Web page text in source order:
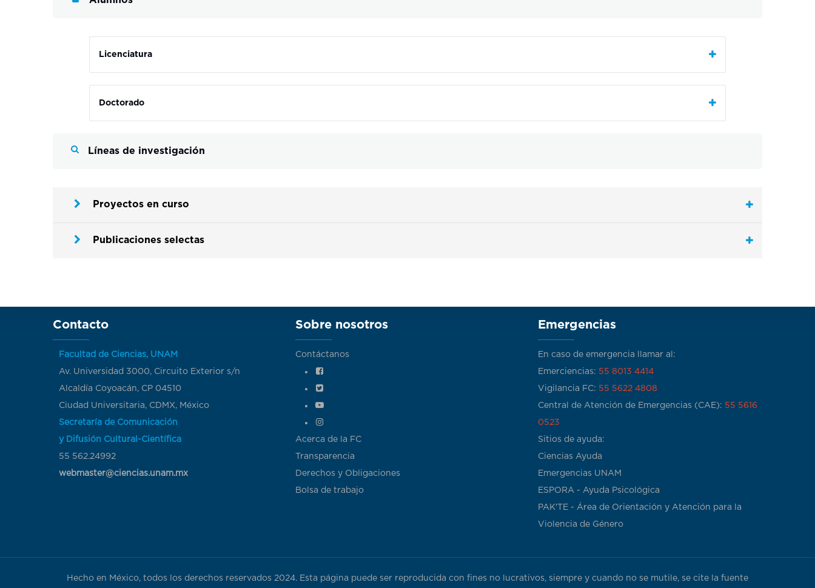
Licenciatura
Doctorado
Líneas de investigación
Proyectos en curso
Publicaciones selectas
Contacto
Facultad de Ciencias, UNAM
Av. Universidad 3000, Circuito Exterior s/n
Alcaldía Coyoacán, CP 04510
Ciudad Universitaria, CDMX, México
Secretaría de Comunicación
y Difusión Cultural-Científica
55 562.24992
webmaster@ciencias.unam.mx
Sobre nosotros
Contáctanos
Acerca de la FC
Transparencia
Derechos y Obligaciones
Bolsa de trabajo
Emergencias
En caso de emergencia llamar al:
Emerciencias: 55 8013 4414
Vigilancia FC: 55 5622 4808
Central de Atención de Emergencias (CAE): 55 5616
0523
Sitios de ayuda:
Ciencias Ayuda
Emergencias UNAM
ESPORA - Ayuda Psicológica
PAK'TE - Área de Orientación y Atención para la
Violencia de Género
Hecho en México, todos los derechos reservados 2024. Esta página puede ser reproducida con fines no lucrativos, siempre y cuando no se mutile, se cite la fuente